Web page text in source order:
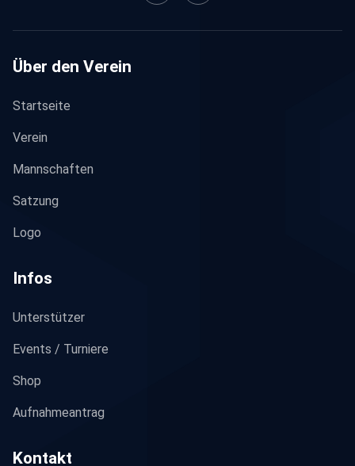
Über den Verein
Startseite
Verein
Mannschaften
Satzung
Logo
Infos
Unterstützer
Events / Turniere
Shop
Aufnahmeantrag
Kontakt